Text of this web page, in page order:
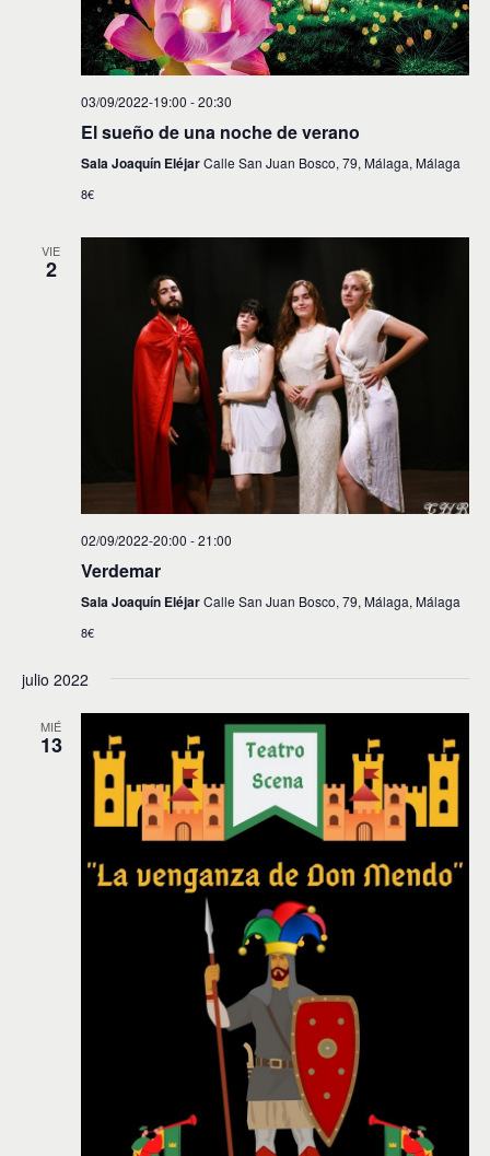
03/09/2022-19:00 -20:30
El sueño de una noche de verano
Sala Joaquín EléjarCalle San Juan Bosco, 79, Málaga, Málaga
8€
VIE
2
02/09/2022-20:00 -21:00
Verdemar
Sala Joaquín EléjarCalle San Juan Bosco, 79, Málaga, Málaga
8€
julio 2022
MIÉ
13